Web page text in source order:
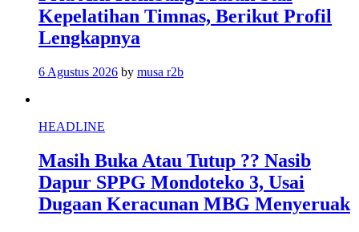
Kepelatihan Timnas, Berikut Profil
Lengkapnya
6 Agustus 2026 by musa r2b
HEADLINE
Masih Buka Atau Tutup ?? Nasib
Dapur SPPG Mondoteko 3, Usai
Dugaan Keracunan MBG Menyeruak